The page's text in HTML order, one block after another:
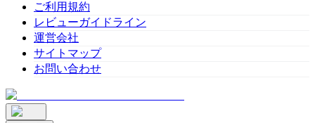
ご利用規約
レビューガイドライン
運営会社
サイトマップ
お問い合わせ